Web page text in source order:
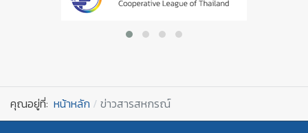
คุณอยู่ที่: หน้าหลัก ข่าวสารสหกรณ์